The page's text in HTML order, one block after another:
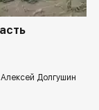
Алексей Долгушин